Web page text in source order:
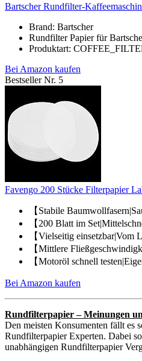
Bartscher Rundfilter-
Brand: Bartscher
Rundfilter Papier für
Produktart:
Bei Amazon kaufen
Bestseller Nr. 5
Favengo 200 Stücke Filterpapier
【Stabile
【200 Blatt im
【Vielseitig
【Mittlere
【Motoröl schnell
Bei Amazon kaufen
Rundfilterpapier – Meinungen
Den meisten Konsumenten fällt es
Rundfilterpapier Experten. Dabei
unabhängigen Rundfilterpapier